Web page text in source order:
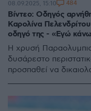
Βίντεο: Οδηγός
Καρολίνα
οδηγό της - «Εγώ
Η χρυσή
δυσάρεστο
προσπαθεί να
08.09.2025, 15:10 484